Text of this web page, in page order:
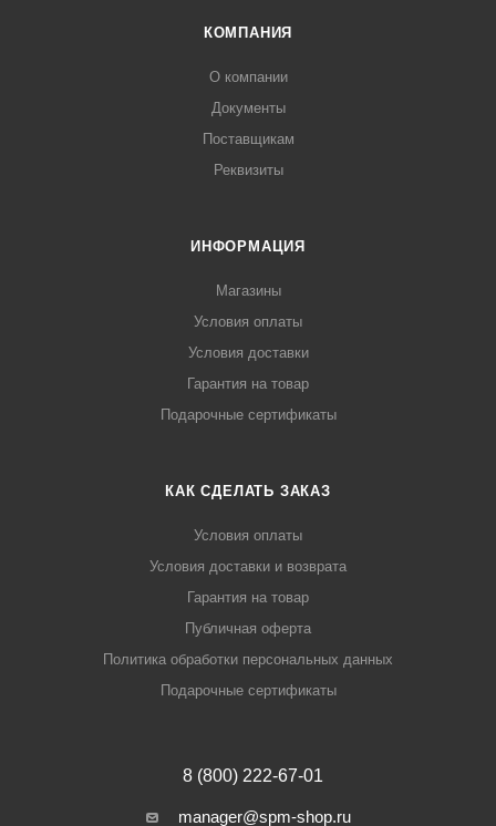
КОМПАНИЯ
О компании
Документы
Поставщикам
Реквизиты
ИНФОРМАЦИЯ
Магазины
Условия оплаты
Условия доставки
Гарантия на товар
Подарочные сертификаты
КАК СДЕЛАТЬ ЗАКАЗ
Условия оплаты
Условия доставки и возврата
Гарантия на товар
Публичная оферта
Политика обработки персональных данных
Подарочные сертификаты
8 (800) 222-67-01
manager@spm-shop.ru